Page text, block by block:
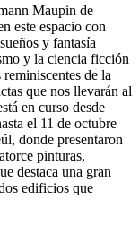
Maupin de
este espacio con
y fantasía
y la ciencia ficción
de la
que nos llevarán al
en curso desde
el 11 de octubre
donde presentaron
pinturas,
destaca una gran
edificios que